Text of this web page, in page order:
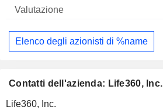
Elenco degli azionisti di %name
Contatti dell'azienda: Life360, Inc.
Life360, Inc.